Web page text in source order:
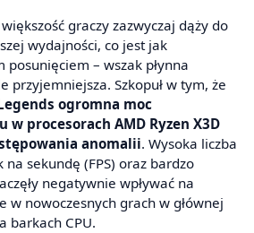
graczy zazwyczaj dąży do
wydajności, co jest jak
– wszak płynna
przyjemniejsza. Szkopuł w tym, że
ogromna moc
w procesorach AMD Ryzen X3D
anomalii. Wysoka liczba
sekundę (FPS) oraz bardzo
negatywnie wpływać na
w nowoczesnych grach w głównej
barkach CPU.